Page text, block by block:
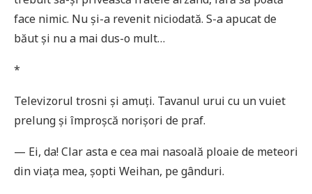
face nimic. Nu și-a revenit niciodată. S-a apucat de
băut și nu a mai dus-o mult…
*
Televizorul trosni și amuți. Tavanul urui cu un vuiet
prelung și împroșcă norișori de praf.
— Ei, da! Clar asta e cea mai nasoală ploaie de meteori
din viața mea, șopti Weihan, pe gânduri.